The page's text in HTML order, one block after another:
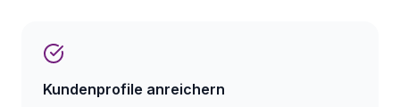
Kundenprofile anreichern